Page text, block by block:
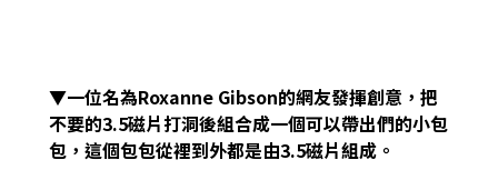
▼一位名為Roxanne Gibson的網友發揮創意，把
不要的3.5磁片打洞後組合成一個可以帶出們的小包
包，這個包包從裡到外都是由3.5磁片組成。